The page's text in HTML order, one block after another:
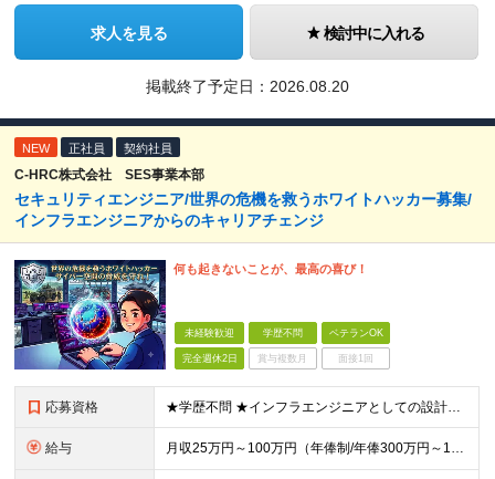
求人を見る 検討中に入れる
掲載終了予定日： 2026.08.20
NEW 正社員 契約社員
C-HRC株式会社 SES事業本部
セキュリティエンジニア/世界の危機を救うホワイトハッカー募集/
インフラエンジニアからのキャリアチェンジ
何も起きないことが、最高の喜び！
未経験歓迎 学歴不問 ベテランOK
完全週休2日 賞与複数月 面接1回
応募資格 ★学歴不問 ★インフラエンジニアとしての設計構築経験をお持ちの方(年数不問) ★アプリケーションの設計及び開発の経験をお持ちの方(年数不問) (例えばこのような方におススメ！) ◇ネットワークやサー
給与 月収25万円～100万円（年俸制/年俸300万円～1200万円）＋業績・季節手当 ※年俸は、12分割です。 ※前職給与や経験・スキルなどを考慮し加給・優遇します。 ※各種手当込み、交通費および超過手